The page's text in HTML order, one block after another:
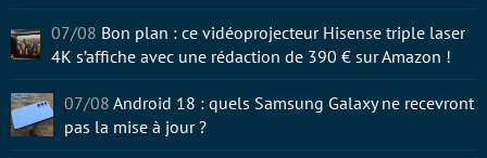
07/08 Bon plan : ce vidéoprojecteur Hisense triple laser
4K s’affiche avec une rédaction de 390 € sur Amazon !
07/08 Android 18 : quels Samsung Galaxy ne recevront
pas la mise à jour ?